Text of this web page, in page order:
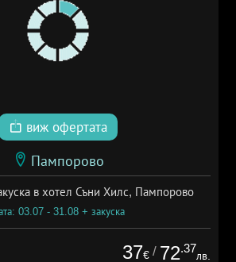
виж офертата
Пампорово
в хотел Съни Хилс, Пампорово
03.07 - 31.08 + закуска
37€ / 72.37
лв.